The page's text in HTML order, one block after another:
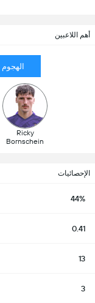
أهم اللاعبين
الهجوم
Ricky
Bornschein
الإحصائيات
44%
0.41
13
3